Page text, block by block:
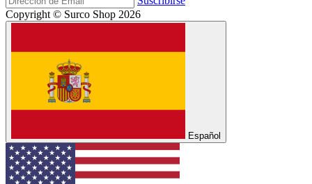
Copyright © Surco Shop 2026
Español